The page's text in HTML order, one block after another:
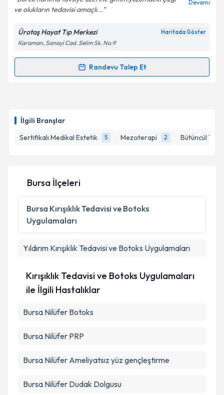
İlgili Branşlar
Sertifikalı Medikal Estetik
5 Mezoterapi 2 Bütüncül Tıp
ve olukların tedavisi amaçlı...
Devamı
Ürotaş Hayat Tıp Merkezi Haritada Göster
Karaman, Sanayi Cad. Selim Sk. No:9
Randevu Talep Et
Randevu Takvimi Talebi
takvim hazırlandığında e-posta ile bilgilendireceğiz.
Kişisel verilerimin işlenmesine ilişkinAydınlatma
Metni
'ni okudum ve kişisel verilerimin belirtilen
kapsamda işlenmesini kabul ediyorum.
Takvim Talebini Gönder
Bursa İlçeleri
Bursa Kırışıklık Tedavisi ve Botoks
Uygulamaları
Yıldırım Kırışıklık Tedavisi ve Botoks Uygulamaları
Kırışıklık Tedavisi ve Botoks Uygulamaları
ile İlgili Hastalıklar
Bursa Nilüfer Botoks
Bursa Nilüfer PRP
Bursa Nilüfer Ameliyatsız yüz gençleştirme
Bursa Nilüfer Dudak Dolgusu